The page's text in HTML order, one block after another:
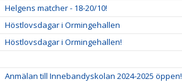
Helgens matcher - 18-20/10!
Höstlovsdagar i Ormingehallen
Höstlovsdagar i Ormingehallen!
Anmälan till Innebandyskolan 2024-2025 öppen!